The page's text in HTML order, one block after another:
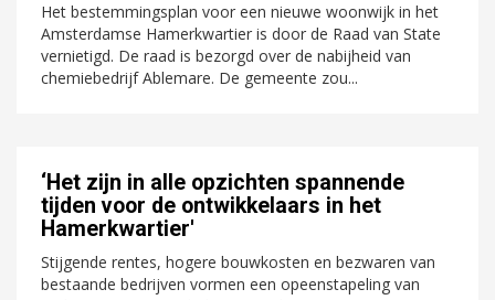
Het bestemmingsplan voor een nieuwe woonwijk in het
Amsterdamse Hamerkwartier is door de Raad van State
vernietigd. De raad is bezorgd over de nabijheid van
chemiebedrijf Ablemare. De gemeente zou...
‘Het zijn in alle opzichten spannende
tijden voor de ontwikkelaars in het
Hamerkwartier'
Stijgende rentes, hogere bouwkosten en bezwaren van
bestaande bedrijven vormen een opeenstapeling van